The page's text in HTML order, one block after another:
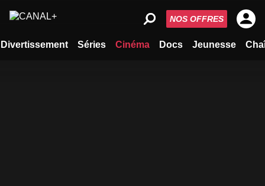
Divertissement Séries Cinéma Docs Jeunesse
NOS OFFRES